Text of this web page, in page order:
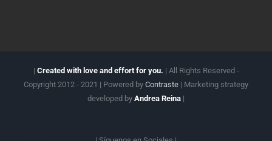
| Created with love and effort for you. | All Rights Reserved -
Copyright 2012 - 2021 | Powered by Contraste | Marketing strategy
developed by Andrea Reina |